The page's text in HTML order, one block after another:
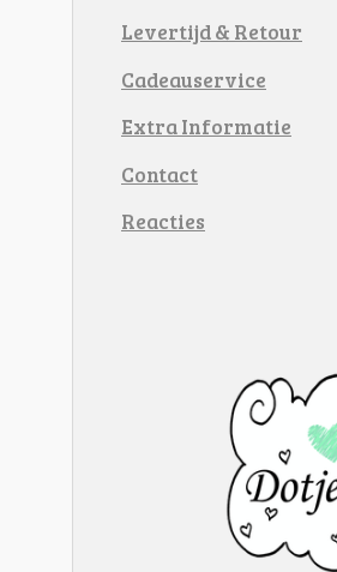
Levertijd & Retour
Cadeauservice
Extra Informatie
Contact
Reacties